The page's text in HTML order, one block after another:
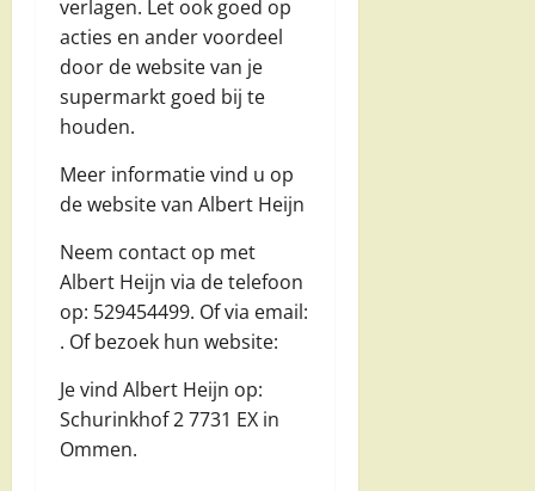
verlagen. Let ook goed op
acties en ander voordeel
door de website van je
supermarkt goed bij te
houden.
Meer informatie vind u op
de website van Albert Heijn
Neem contact op met
Albert Heijn via de telefoon
op: 529454499. Of via email:
. Of bezoek hun website:
Je vind Albert Heijn op:
Schurinkhof 2 7731 EX in
Ommen.